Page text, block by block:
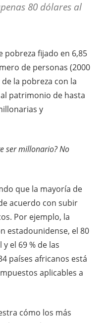
80 dólares al
pobreza fijado en 6,85
de personas (2000
la pobreza con la
patrimonio de hasta
y
ser millonario? No
que la mayoría de
acuerdo con subir
Por ejemplo, la
estadounidense, el 80
y el 69 % de las
países africanos está
aplicables a
cómo los más